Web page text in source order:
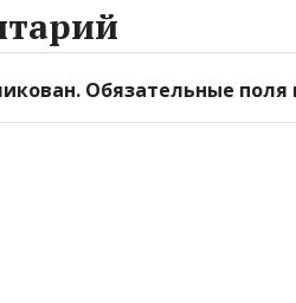
Обязательные